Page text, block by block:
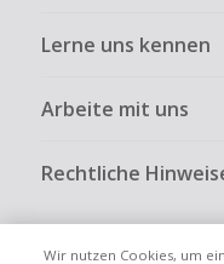
Lerne uns kennen
Arbeite mit uns
Rechtliche
Wir nutzen Cookies, um